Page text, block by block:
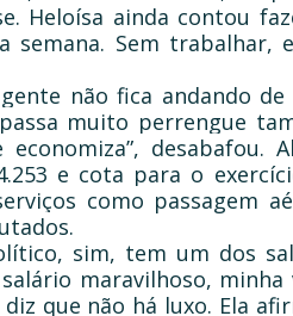
Heloísa ainda contou
semana. Sem
gente não fica andando
muito perrengue
economiza”,
e cota para o
como passagem
sim, tem um dos
maravilhoso,
que não há luxo. Ela